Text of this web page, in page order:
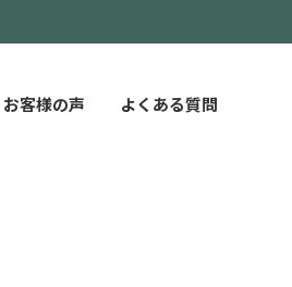
お客様の声 よくある質問